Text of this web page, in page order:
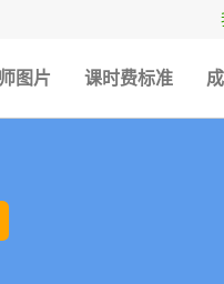
图片 课时费标准